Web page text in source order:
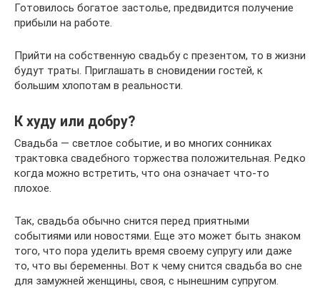
Готовилось богатое застолье, предвидится получение
прибыли на работе.
Прийти на собственную свадьбу с презентом, то в жизни
будут траты. Приглашать в сновидении гостей, к
большим хлопотам в реальности.
К худу или добру?
Свадьба — светлое событие, и во многих сонниках
трактовка свадебного торжества положительная. Редко
когда можно встретить, что она означает что-то
плохое.
Так, свадьба обычно снится перед приятными
событиями или новостями. Еще это может быть знаком
того, что пора уделить время своему супругу или даже
то, что вы беременны. Вот к чему снится свадьба во сне
для замужней женщины, своя, с нынешним супругом.